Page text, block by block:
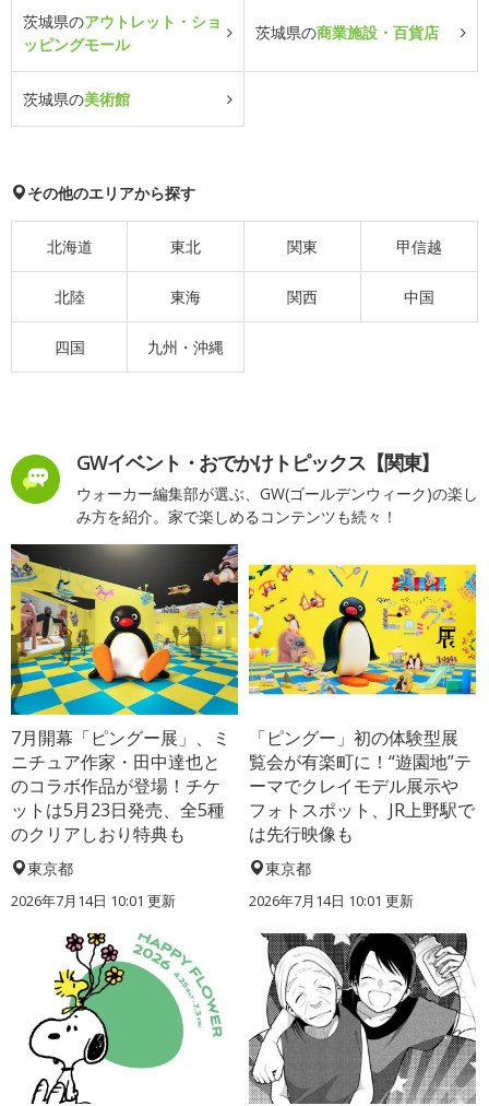
茨城県のアウトレット・ショ
ッピングモール
茨城県の商業施設・百貨店
茨城県の美術館
その他のエリアから探す
北海道 東北 関東 甲信越
北陸 東海 関西 中国
四国 九州・沖縄
GWイベント・おでかけトピックス【関東】
ウォーカー編集部が選ぶ、GW(ゴールデンウィーク)の楽し
み方を紹介。家で楽しめるコンテンツも続々！
7月開幕「ピングー展」、ミ
ニチュア作家・田中達也と
のコラボ作品が登場！チケ
ットは5月23日発売、全5種
のクリアしおり特典も
東京都
2026年7月14日 10:01 更新
「ピングー」初の体験型展
覧会が有楽町に！“遊園地”テ
ーマでクレイモデル展示や
フォトスポット、JR上野駅で
は先行映像も
東京都
2026年7月14日 10:01 更新